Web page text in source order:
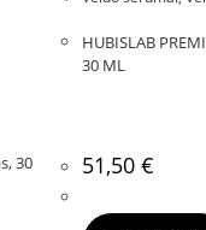
30
HUBISLAB
30 ML
51,50€